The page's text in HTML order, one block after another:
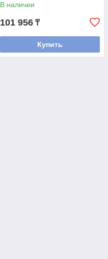
В наличии
101 956 ₸
Купить